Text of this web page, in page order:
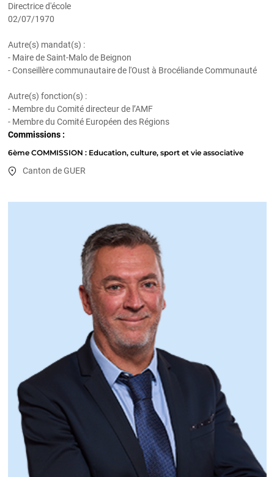
Directrice d'école
02/07/1970
Autre(s) mandat(s) :
- Maire de Saint-Malo de Beignon
- Conseillère communautaire de l'Oust à Brocéliande Communauté
Autre(s) fonction(s) :
- Membre du Comité directeur de l’AMF
- Membre du Comité Européen des Régions
Commissions :
6ème COMMISSION : Education, culture, sport et vie associative
Canton de GUER